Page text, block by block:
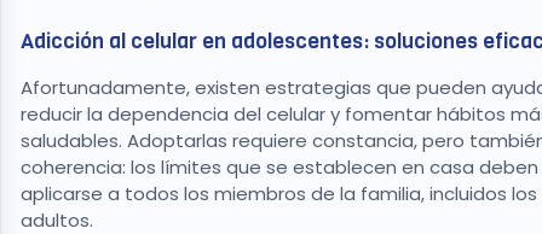
Adicción al celular en adolescentes: soluciones
Afortunadamente, existen estrategias que pueden
reducir la dependencia del celular y fomentar hábitos
saludables. Adoptarlas requiere constancia, pero
coherencia: los límites que se establecen en casa deben
aplicarse a todos los miembros de la familia, incluidos los
adultos.